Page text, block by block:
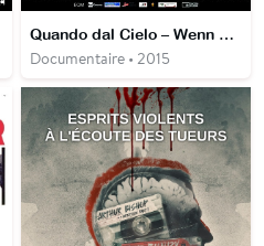
Quando dal Cielo – Wenn Aus Dem Himmel
Documentaire • 2015